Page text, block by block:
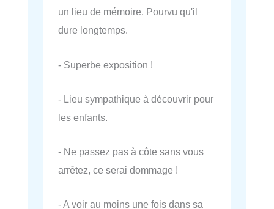
un lieu de mémoire. Pourvu qu'il
dure longtemps.
- Superbe exposition !
- Lieu sympathique à découvrir pour
les enfants.
- Ne passez pas à côte sans vous
arrêtez, ce serai dommage !
- A voir au moins une fois dans sa